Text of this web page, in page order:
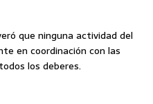
que ninguna actividad del
en coordinación con las
los deberes.